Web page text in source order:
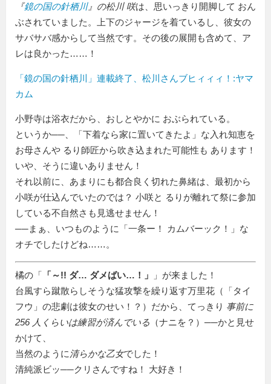
『鏡の国の針栖川』の松川 咲は、思いっきり開脚して おん
ぶされていました。上下のジャージを着ているし、彼女の
サバサバ感からして当然です。その後の展開も含めて、ア
レは良かった……！
「鏡の国の針栖川」連載終了、松川さんブヒィィィ！:ヤマ
カム
小野寺は浴衣だから、おしとやかに おぶられている。
というか──、「下着なら家に置いてきたよ」な入れ知恵を
お母さんや るり師匠から吹き込まれた可能性も あります！
いや、そうに違いありません！
それ以前に、あまりにも都合良く切れた鼻緒は、最初から
小咲が仕込んでいたのでは？ 小咲と るりが離れて祭に参加
している不自然さも見逃せません！
──まぁ、いつものように「一条ー！ カムバーック！」な
オチでしたけどね……。
橘の「 ～!! ダ… ダメばい…！
」が来ました！
台風すら蹴散らしそうな猛攻撃を繰り返す万里花（「タイ
フウ」の悲劇は彼女のせい！？）だから、てっきり 事前に
256 人くらいは練習が済んでいる （ナニを？）──かと見せ
かけて、
当然のように 清らかな乙女でした！
清純派ビッ──クリさんですね！ 大好き！